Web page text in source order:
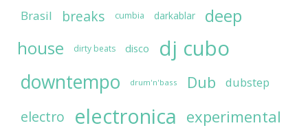
Brasil breaks cumbia darkablar
deep
house
dirty beats disco dj cubo
downtempo drum'n'bass Dub dubstep
electro electronica experimental